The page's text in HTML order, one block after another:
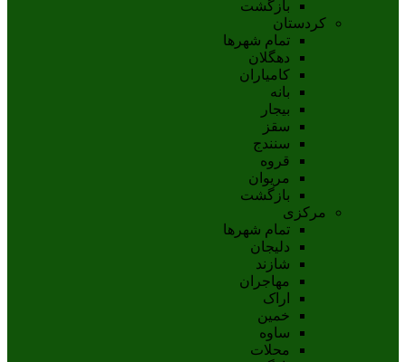
بازگشت
کردستان
تمام شهر‌ها
دهگلان
کامیاران
بانه
بيجار
سقز
سنندج
قروه
مريوان
بازگشت
مرکزی
تمام شهر‌ها
دلیجان
شازند
مهاجران
اراک
خمين
ساوه
محلات